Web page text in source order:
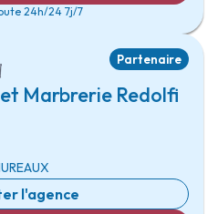
24h/24 7j/7
Partenaire
Marbrerie Redolfi
l'agence